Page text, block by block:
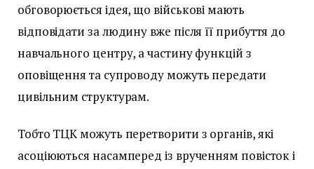
обговорюється ідея, що військові мають
відповідати за людину вже після її прибуття до
навчального центру, а частину функцій з
оповіщення та супроводу можуть передати
цивільним структурам.
Тобто ТЦК можуть перетворити з органів, які
асоціюються насамперед із врученням повісток і